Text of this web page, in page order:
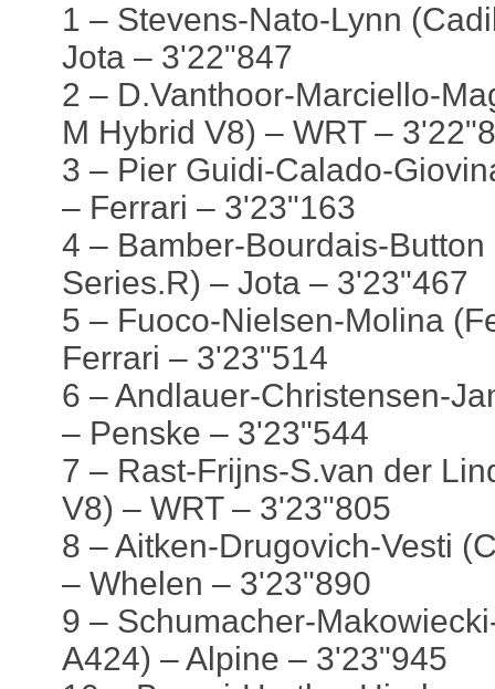
1 – Stevens-Nato-Lynn
Jota – 3'22"847
2 – D.Vanthoor-Marciello-
M Hybrid V8) – WRT –
3 – Pier Guidi-Calado-
– Ferrari – 3'23"163
4 – Bamber-Bourdais-Button
Series.R) – Jota – 3'23"467
5 – Fuoco-Nielsen-Molina
Ferrari – 3'23"514
6 – Andlauer-Christensen-
– Penske – 3'23"544
7 – Rast-Frijns-S.van der
V8) – WRT – 3'23"805
8 – Aitken-Drugovich-Vesti
– Whelen – 3'23"890
9 – Schumacher-
A424) – Alpine – 3'23"945